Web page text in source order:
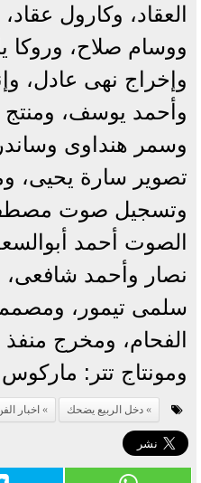
العقاد، وكارول
ووسام صلاح، وروكا
وإخراج نهى عادل،
وأحمد يوسف،
وسمر هنداوى
تصوير سارة يحيى،
وتسجيل صوت
الصوت أحمد
نصار وأحمد شافعى،
سلمى تيمور،
الفحام، ومخرج
ومونتاج تتر:
دخل الربيع يضحك اخبار